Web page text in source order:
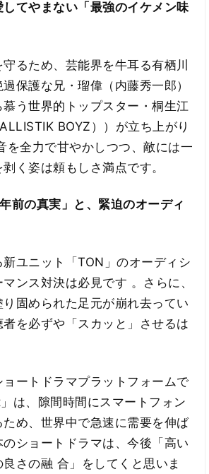
してやまない「最強のイケメン味
るため、芸能界を牛耳る有栖川
保護な兄・瑠偉（内藤秀一郎）
う世界的トップスター・桐生江
BOYZ））が立ち上がり
を全力で甘やかしつつ、敵には一
く姿は頼もしさ満点です。
前の真実」と、緊迫のオーディ
ユニット「TON」のオーディシ
ンス対決は必見です 。さらに、
固められた足元が崩れ去ってい
者を必ずや「スカッと」させるは
ートドラマプラットフォームで
は、隙間時間にスマートフォン
め、世界中で急速に需要を伸ば
ショートドラマは、今後「高い
さの融 合」をしてくと思いま